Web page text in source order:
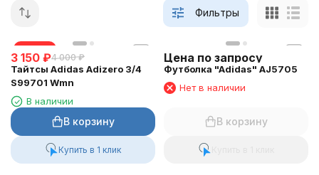
Фильтры
скидка
3 150 ₽4 000 ₽
Тайтсы Adidas Adizero 3/4
S99701 Wmn
В наличии
В корзину
Купить в 1 клик
Цена по запросу
Футболка "Adidas" AJ5705
Нет в наличии
В корзину